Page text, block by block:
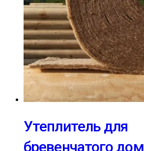
Утеплитель для
бревенчатого